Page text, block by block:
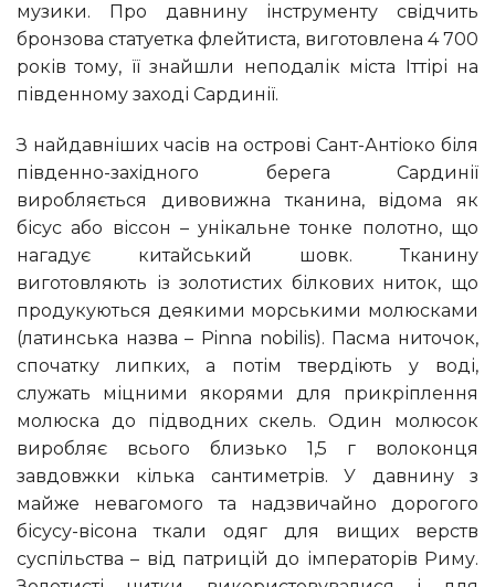
музики. Про давнину інструменту свідчить
бронзова статуетка флейтиста, виготовлена ​​4 700
років тому, її знайшли неподалік міста Іттірі на
південному заході Сардинії.
З найдавніших часів на острові Сант-Антіоко біля
південно-західного берега Сардинії
виробляється дивовижна тканина, відома як
бісус або віссон – унікальне тонке полотно, що
нагадує китайський шовк. Тканину
виготовляють із золотистих білкових ниток, що
продукуються деякими морськими молюсками
(латинська назва – Pinna nobilis). Пасма ниточок,
спочатку липких, а потім твердіють у воді,
служать міцними якорями для прикріплення
молюска до підводних скель. Один молюсок
виробляє всього близько 1,5 г волоконця
завдовжки кілька сантиметрів. У давнину з
майже невагомого та надзвичайно дорогого
бісусу-вісона ткали одяг для вищих верств
суспільства – від патрицій до імператорів Риму.